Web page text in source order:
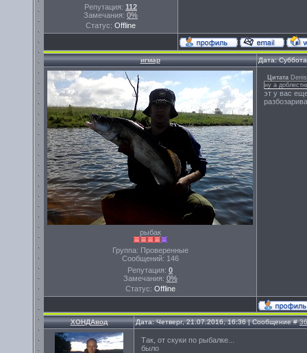
Репутация: 112
Замечания: 0%
Статус: Offline
игмар Дата:
рыбак
Группа: Проверенные
Сообщений: 146
Репутация: 0
Замечания: 0%
Статус: Offline
Цитата Denis
ну а
эт у вас
ХОНДАвод Дата: Четверг, 21.07.2016, 16:36 | Сообщение #
Так, от скуки по рыбалке...
было